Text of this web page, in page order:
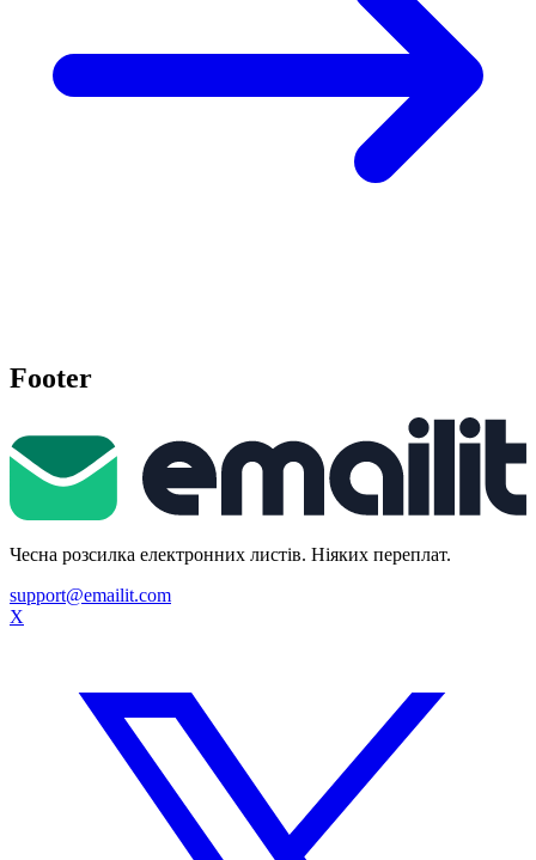
Footer
Чесна розсилка електронних листів. Ніяких переплат.
support@emailit.com
X